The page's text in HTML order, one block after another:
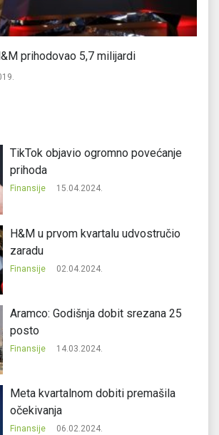
prihodovao 5,7 milijardi
TikTok objavio ogromno povećanje
prihoda
Finansije 15.04.2024.
H&M u prvom kvartalu udvostručio
zaradu
Finansije 02.04.2024.
Aramco: Godišnja dobit srezana 25
posto
Finansije 14.03.2024.
Meta kvartalnom dobiti premašila
očekivanja
Finansije 06.02.2024.